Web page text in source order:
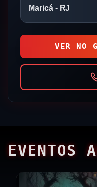
Maricá - RJ
VER NO
EVENTOS